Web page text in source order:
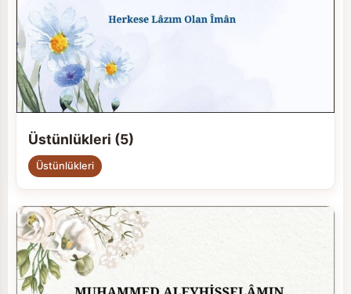
Üstünlükleri (5)
Üstünlükleri